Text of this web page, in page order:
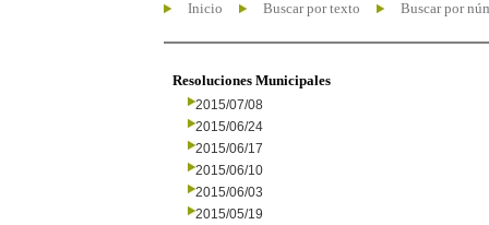
Inicio Buscar por texto Buscar por
Resoluciones Municipales
2015/07/08
2015/06/24
2015/06/17
2015/06/10
2015/06/03
2015/05/19